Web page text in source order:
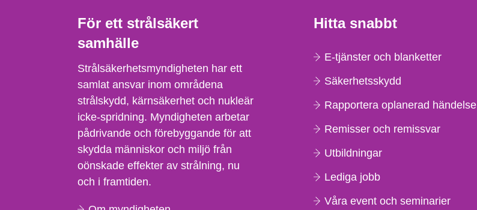
För ett strålsäkert
samhälle
Strålsäkerhetsmyndigheten har ett
samlat ansvar inom områdena
strålskydd, kärnsäkerhet och nukleär
icke-spridning. Myndigheten arbetar
pådrivande och förebyggande för att
skydda människor och miljö från
oönskade effekter av strålning, nu
och i framtiden.
Hitta snabbt
E-tjänster och blanketter
Säkerhetsskydd
Rapportera oplanerad händelse
Remisser och remissvar
Utbildningar
Lediga jobb
Våra event och seminarier